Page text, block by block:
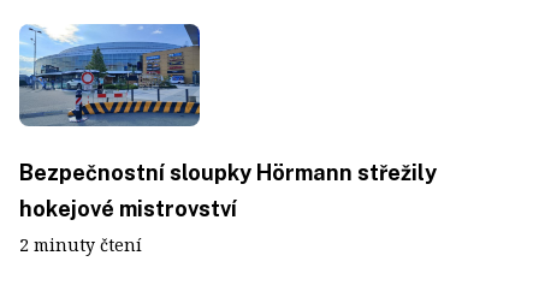
Bezpečnostní sloupky Hörmann střežily
hokejové mistrovství
2 minuty čtení